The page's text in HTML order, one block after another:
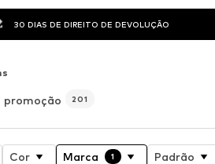
30 DIAS DE DIREITO DE DEVOLUÇÃO
promoção 201
Cor Marca 1 Padrão